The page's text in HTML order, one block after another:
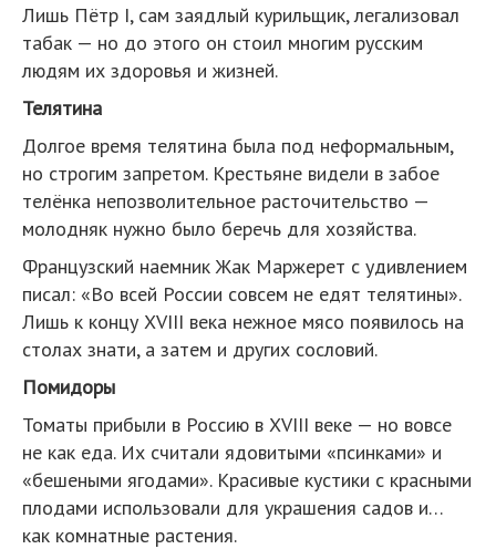
Лишь Пётр I, сам заядлый курильщик, легализовал
табак — но до этого он стоил многим русским
людям их здоровья и жизней.
Телятина
Долгое время телятина была под неформальным,
но строгим запретом. Крестьяне видели в забое
телёнка непозволительное расточительство —
молодняк нужно было беречь для хозяйства.
Французский наемник Жак Маржерет с удивлением
писал: «Во всей России совсем не едят телятины».
Лишь к концу XVIII века нежное мясо появилось на
столах знати, а затем и других сословий.
Помидоры
Томаты прибыли в Россию в XVIII веке — но вовсе
не как еда. Их считали ядовитыми «псинками» и
«бешеными ягодами». Красивые кустики с красными
плодами использовали для украшения садов и…
как комнатные растения.